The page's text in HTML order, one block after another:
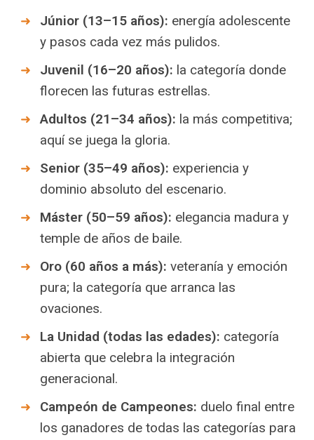
Júnior (13–15 años): energía adolescente
y pasos cada vez más pulidos.
Juvenil (16–20 años): la categoría donde
florecen las futuras estrellas.
Adultos (21–34 años): la más competitiva;
aquí se juega la gloria.
Senior (35–49 años): experiencia y
dominio absoluto del escenario.
Máster (50–59 años): elegancia madura y
temple de años de baile.
Oro (60 años a más): veteranía y emoción
pura; la categoría que arranca las
ovaciones.
La Unidad (todas las edades): categoría
abierta que celebra la integración
generacional.
Campeón de Campeones: duelo final entre
los ganadores de todas las categorías para